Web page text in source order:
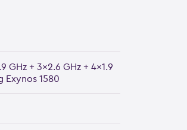
GHz + 3x2.6 GHz + 4x1.9
Exynos 1580